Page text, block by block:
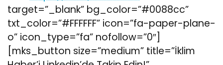
target=”_blank” bg_color=”#0088cc”
txt_color=”#FFFFFF” icon=”fa-paper-plane-
o” icon_type=”fa” nofollow=”0″]
[mks_button size=”medium” title=”İklim